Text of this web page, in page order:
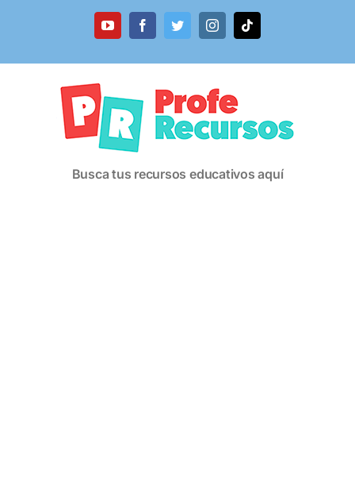
YouTubeFacebookTwitterInstagramTiktok
Busca tus recursos educativos aquí